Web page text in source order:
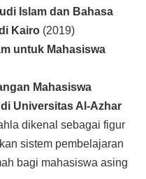
Islam dan Bahasa
Kairo (2019)
untuk Mahasiswa
Mahasiswa
Universitas Al-Azhar
dikenal sebagai figur
sistem pembelajaran
bagi mahasiswa asing